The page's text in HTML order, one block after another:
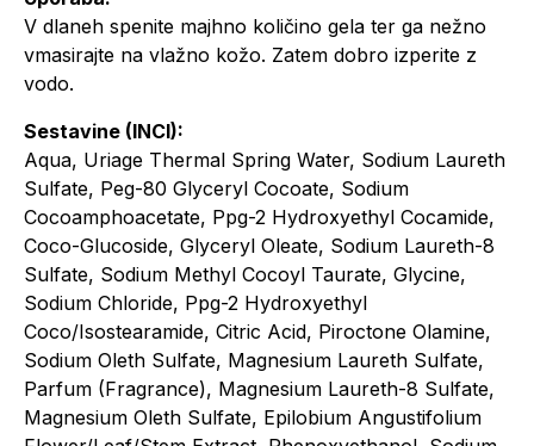
V dlaneh spenite majhno količino gela ter ga nežno
vmasirajte na vlažno kožo. Zatem dobro izperite z
vodo.
Sestavine (INCI):
Aqua, Uriage Thermal Spring Water, Sodium Laureth
Sulfate, Peg-80 Glyceryl Cocoate, Sodium
Cocoamphoacetate, Ppg-2 Hydroxyethyl Cocamide,
Coco-Glucoside, Glyceryl Oleate, Sodium Laureth-8
Sulfate, Sodium Methyl Cocoyl Taurate, Glycine,
Sodium Chloride, Ppg-2 Hydroxyethyl
Coco/Isostearamide, Citric Acid, Piroctone Olamine,
Sodium Oleth Sulfate, Magnesium Laureth Sulfate,
Parfum (Fragrance), Magnesium Laureth-8 Sulfate,
Magnesium Oleth Sulfate, Epilobium Angustifolium